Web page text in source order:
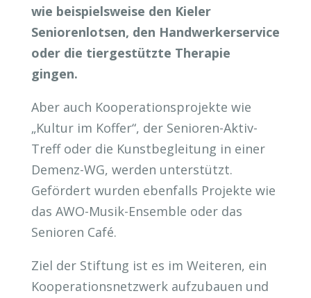
wie beispielsweise den Kieler
Seniorenlotsen, den Handwerkerservice
oder die tiergestützte Therapie
gingen.
Aber auch Kooperationsprojekte wie
„Kultur im Koffer“, der Senioren-Aktiv-
Treff oder die Kunstbegleitung in einer
Demenz-WG, werden unterstützt.
Gefördert wurden ebenfalls Projekte wie
das AWO-Musik-Ensemble oder das
Senioren Café.
Ziel der Stiftung ist es im Weiteren, ein
Kooperationsnetzwerk aufzubauen und